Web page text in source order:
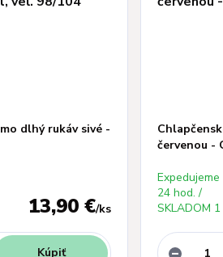
dlhý rukáv sivé -
13,90 €/ks
Kúpiť
červenou -
Expedujeme
24 hod. /
SKLADOM 1